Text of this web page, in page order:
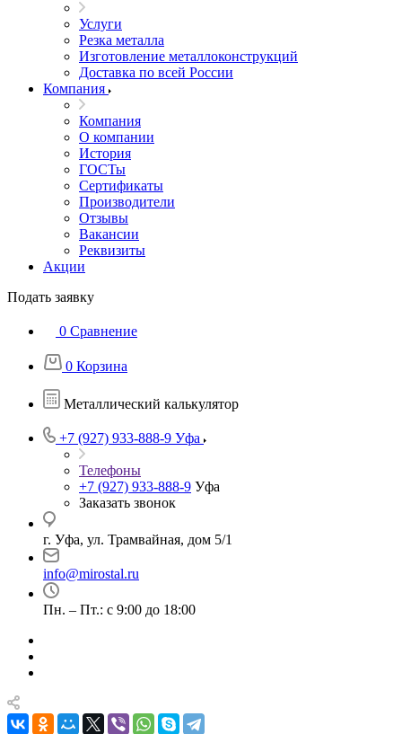
Услуги
Резка металла
Изготовление металлоконструкций
Доставка по всей России
Компания
Компания
О компании
История
ГОСТы
Сертификаты
Производители
Отзывы
Вакансии
Реквизиты
Акции
Подать заявку
0 Сравнение
0 Корзина
Металлический калькулятор
+7 (927) 933-888-9 Уфа
Телефоны
+7 (927) 933-888-9 Уфа
Заказать звонок
г. Уфа, ул. Трамвайная, дом 5/1
info@mirostal.ru
Пн. – Пт.: с 9:00 до 18:00